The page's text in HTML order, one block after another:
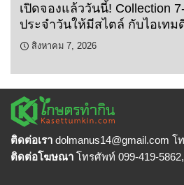
เปิดจองแล้ววันนี้! Collection
ประจำวันให้มีสไตล์ กับไอเท
สิงหาคม 7, 2026
ติดต่อเรา dolmanus14@gmail.com โ
ติดต่อโฆษณา โทรศัพท์ 099-419-